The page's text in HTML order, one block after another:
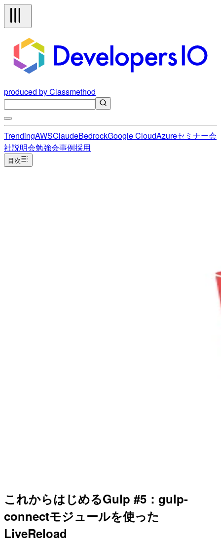
produced by Classmethod
TrendingAWSClaudeBedrockGoogle CloudAzureセミナー会
社説明会勉強会事例採用
目次
これからはじめるGulp #5：gulp-
connectモジュールを使った
LiveReload